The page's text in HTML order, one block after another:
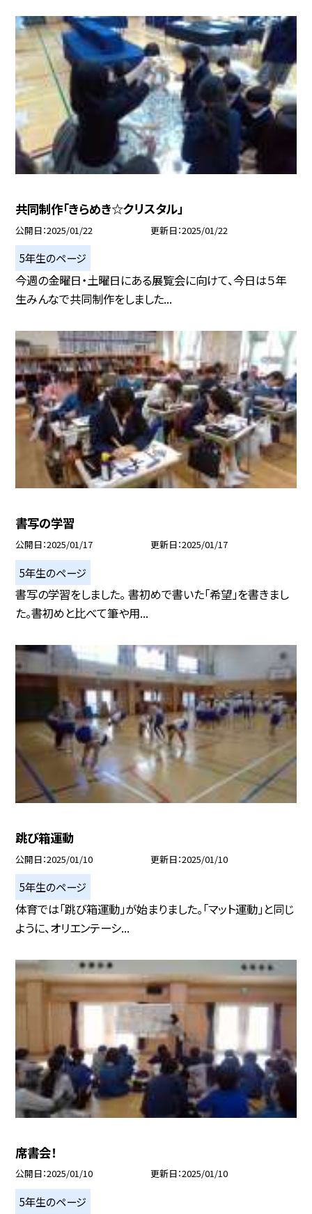
共同制作「きらめき☆クリスタル」
公開日 2025/01/22 更新日 2025/01/22
5年生のページ
今週の金曜日・土曜日にある展覧会に向けて、今日は５年
生みんなで共同制作をしました...
書写の学習
公開日 2025/01/17 更新日 2025/01/17
5年生のページ
書写の学習をしました。 書初めで書いた「希望」を書きまし
た。書初めと比べて筆や用...
跳び箱運動
公開日 2025/01/10 更新日 2025/01/10
5年生のページ
体育では「跳び箱運動」が始まりました。「マット運動」と同じ
ように、オリエンテーシ...
席書会！
公開日 2025/01/10 更新日 2025/01/10
5年生のページ